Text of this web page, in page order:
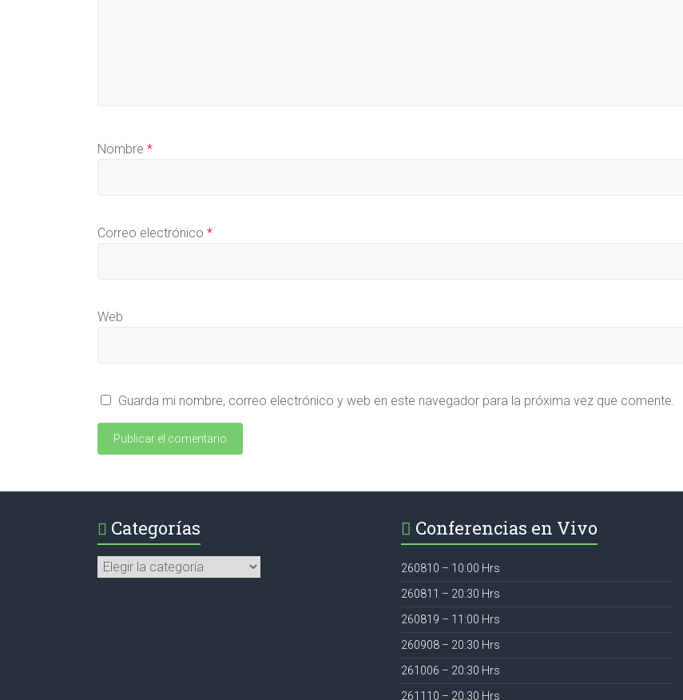
Nombre *
Correo electrónico *
Web
Guarda mi nombre, correo electrónico y web en este navegador para la próxima vez que comente.
Categorías
Categorías
Conferencias en Vivo
260810 – 10:00 Hrs
260811 – 20:30 Hrs
260819 – 11:00 Hrs
260908 – 20:30 Hrs
261006 – 20:30 Hrs
261110 – 20:30 Hrs